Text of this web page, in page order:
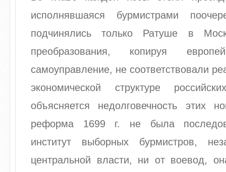
исполнявшаяся бурмистрами
подчинялись только Ратуше в
преобразования, копируя
самоуправление, не соответствовали
экономической структуре
объясняется недолговечность этих
реформа 1699 г. не была
институт выборных бурмистров,
центральной власти, ни от воевод,